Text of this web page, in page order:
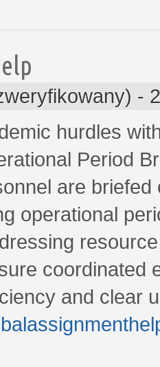
-
hurdles
Period
are
operational
coordinated
and clear